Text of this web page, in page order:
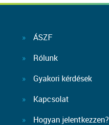
ÁSZF
Rólunk
Gyakori kérdések
Kapcsolat
Hogyan jelentkezzen?